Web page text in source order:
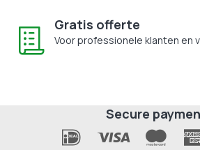
Gratis offerte
Voor professionele klanten en
Secure